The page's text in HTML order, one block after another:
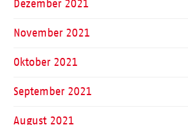
Dezember 2021
November 2021
Oktober 2021
September 2021
August 2021